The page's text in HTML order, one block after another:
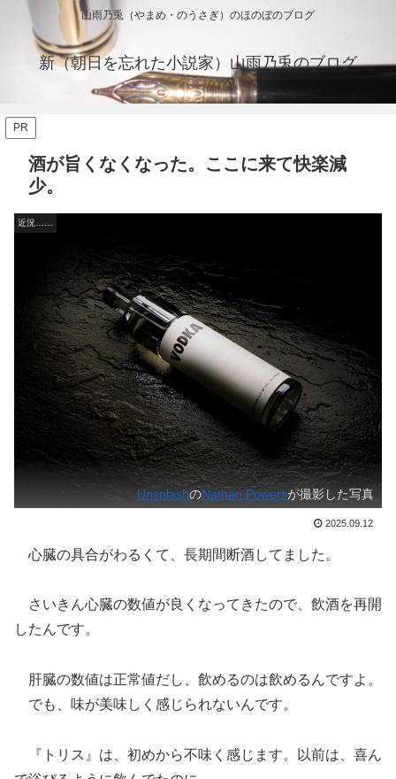
山雨乃兎（やまめ・のうさぎ）のほのぼのブログ
新（朝日を忘れた小説家）山雨乃兎のブログ
PR
酒が旨くなくなった。ここに来て快楽減
少。
近況……
UnsplashのNathan Powersが撮影した写真
2025.09.12
心臓の具合がわるくて、長期間断酒してました。
さいきん心臓の数値が良くなってきたので、飲酒を再開
したんです。
肝臓の数値は正常値だし、飲めるのは飲めるんですよ。
でも、味が美味しく感じられないんです。
『トリス』は、初めから不味く感じます。以前は、喜ん